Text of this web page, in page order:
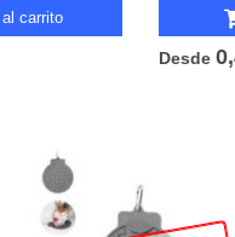
carrito
Desde